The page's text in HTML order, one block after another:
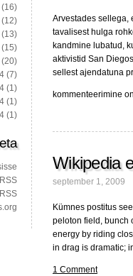
Arvestades sellega,
tavalisest hulga
kandmine lubatud,
aktivistid San
sellest ajendatuna
10
väärivad
jagamist
kommenteerimine
Wikipedia
september 1, 2009
Kümnes postitus
peloton field, bunch
energy by riding
in drag is dramatic;
1 Comment
(16)
(12)
(13)
(15)
(20)
(7)
(1)
(1)
(1)